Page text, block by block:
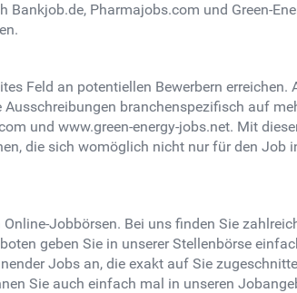
Bankjob.de, Pharmajobs.com und Green-
Feld an potentiellen Bewerbern
branchenspezifisch auf
und www.green-energy-jobs.net. Mit
die sich womöglich nicht nur für den Job
Jobbörsen. Bei uns finden Sie
geben Sie in unserer Stellenbörse
Jobs an, die exakt auf Sie
Sie auch einfach mal in unseren